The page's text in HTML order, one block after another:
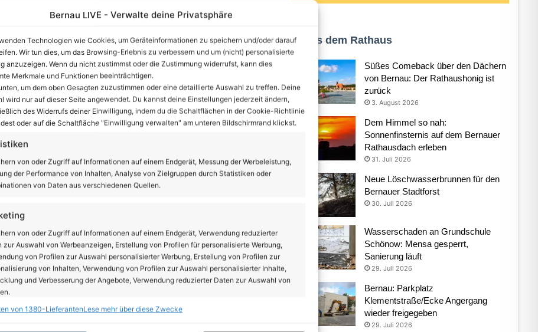
Bernau LIVE - Verwalte deine Privatsphäre
Technologien wie Cookies, um Geräteinformationen zu speichern und/oder darauf
Wir tun dies, um das Browsing-Erlebnis zu verbessern und um (nicht) personalisierte
anzuzeigen. Wenn du nicht zustimmst oder die Zustimmung widerrufst, kann dies
Merkmale und Funktionen beeinträchtigen.
um dem oben Gesagten zuzustimmen oder eine detaillierte Auswahl zu treffen. Deine
wird nur auf dieser Seite angewendet. Du kannst deine Einstellungen jederzeit ändern,
des Widerrufs deiner Einwilligung, indem du die Schaltflächen in der Cookie-Richtlinie
oder auf die Schaltfläche "Einwilligung verwalten" am unteren Bildschirmrand klickst.
von oder Zugriff auf Informationen auf einem Endgerät, Messung der Werbeleistung,
der Performance von Inhalten, Analyse von Zielgruppen durch Statistiken oder
von Daten aus verschiedenen Quellen.
von oder Zugriff auf Informationen auf einem Endgerät, Verwendung reduzierter
zur Auswahl von Werbeanzeigen, Erstellung von Profilen für personalisierte Werbung,
von Profilen zur Auswahl personalisierter Werbung, Erstellung von Profilen zur
von Inhalten, Verwendung von Profilen zur Auswahl personalisierter Inhalte,
und Verbesserung der Angebote, Verwendung reduzierter Daten zur Auswahl von
von 1380-LieferantenLese mehr über diese Zwecke
Veränderungen vor: die bisherigen Landkreise
starken gemeinsamen Landkreis bilden, ebenso die
Elbe-Elster und Oberspreewald-Lausitz. Nach dem
in umliegende Landkreise integriert werden. Es handelt
Brandenburg an der Havel, den Landkreis Oder-Spree
Neiße und die Stadt Cottbus. Die Landeshauptstadt
Märkisch-Oderland, Oberhavel, Potsdam-
wird die Zahl der kreislichen Verwaltungen reduziert:
sollen in Zukunft 11 Landkreise und eine kreisfreie Stadt
mit Finanzhilfen des Landes in Höhe von 450 Millionen
im Rahmen eines Investitionsprogramms 2020. Ein
sich in erheblicher finanzieller Schieflage befindlichen
Aus dem Rathaus
Süßes Comeback über den Dächern
von Bernau: Der Rathaushonig ist
zurück
3. August 2026
Dem Himmel so nah:
Sonnenfinsternis auf dem Bernauer
Rathausdach erleben
31. Juli 2026
Neue Löschwasserbrunnen für den
Bernauer Stadtforst
30. Juli 2026
Wasserschaden an Grundschule
Schönow: Mensa gesperrt,
Sanierung läuft
29. Juli 2026
Bernau: Parkplatz
Klementstraße/Ecke Angergang
wieder freigegeben
29. Juli 2026